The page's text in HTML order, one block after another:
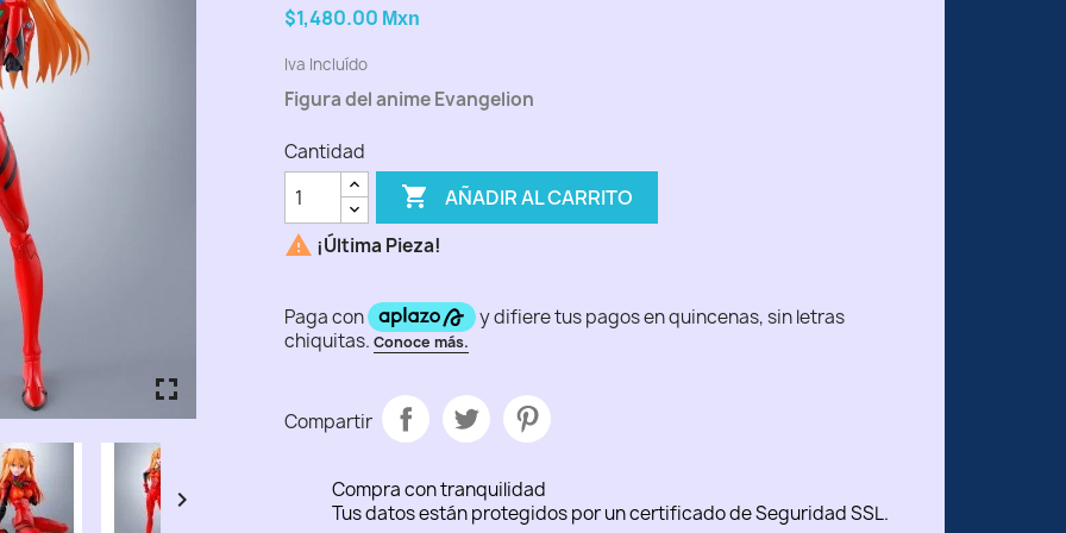
fullscreen
fullscreen
fullscreen
fullscreen
fullscreen

$1,480.00 Mxn
Iva Incluído
Figura del anime Evangelion
Cantidad
 AÑADIR AL CARRITO
 ¡Última Pieza!
Compartir
Compra con tranquilidad
Tus datos están protegidos por un certificado de Seguridad SSL.